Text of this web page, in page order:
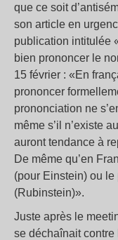
que ce soit
son article en
publication intitulée
bien prononcer le
15 février : «En
prononcer
prononciation ne
même s’il n’existe
auront tendance à
De même qu’en
(pour Einstein) ou le
(Rubinstein)».
Juste après le
se déchaînait